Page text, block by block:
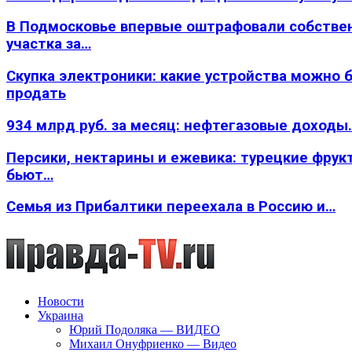
В Подмосковье впервые оштрафовали
участка за…
Скупка электроники: какие устройства можно
продать
934 млрд руб. за месяц: нефтегазовые
Персики, нектарины и ежевика: турецкие
бьют…
Семья из Прибалтики переехала в Россию и…
Новости
Украина
Юрий Подоляка — ВИДЕО
Михаил Онуфриенко — Видео